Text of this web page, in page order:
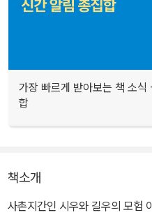
가장 빠르게 받아보는 책 소식
합
책소개
사촌지간인 시우와 길우의 모험